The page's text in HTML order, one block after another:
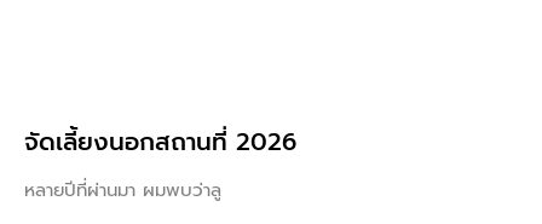
จัดเลี้ยงนอกสถานที่ 2026
หลายปีที่ผ่านมา ผมพบว่าลู